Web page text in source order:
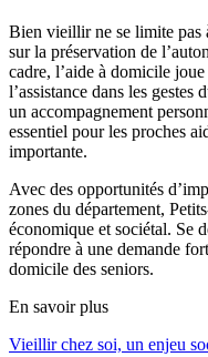
Bien vieillir ne se limite pas
sur la préservation de
cadre, l’aide à domicile
l’assistance dans les gestes
un accompagnement
essentiel pour les proches
importante.
Avec des opportunités
zones du département,
économique et sociétal. Se
répondre à une demande
domicile des seniors.
En savoir plus
Vieillir chez soi, un enjeu